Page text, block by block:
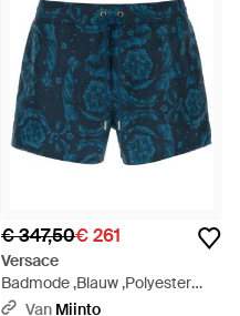
€ 347,50€ 261
Versace
Badmode ,Blauw ,Polyester
Floral-Motif Zwemshorts Met
Van Miinto